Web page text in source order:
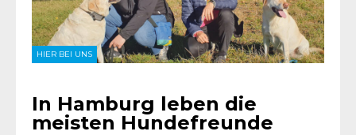
HIER BEI UNS
In Hamburg leben die
meisten Hundefreunde